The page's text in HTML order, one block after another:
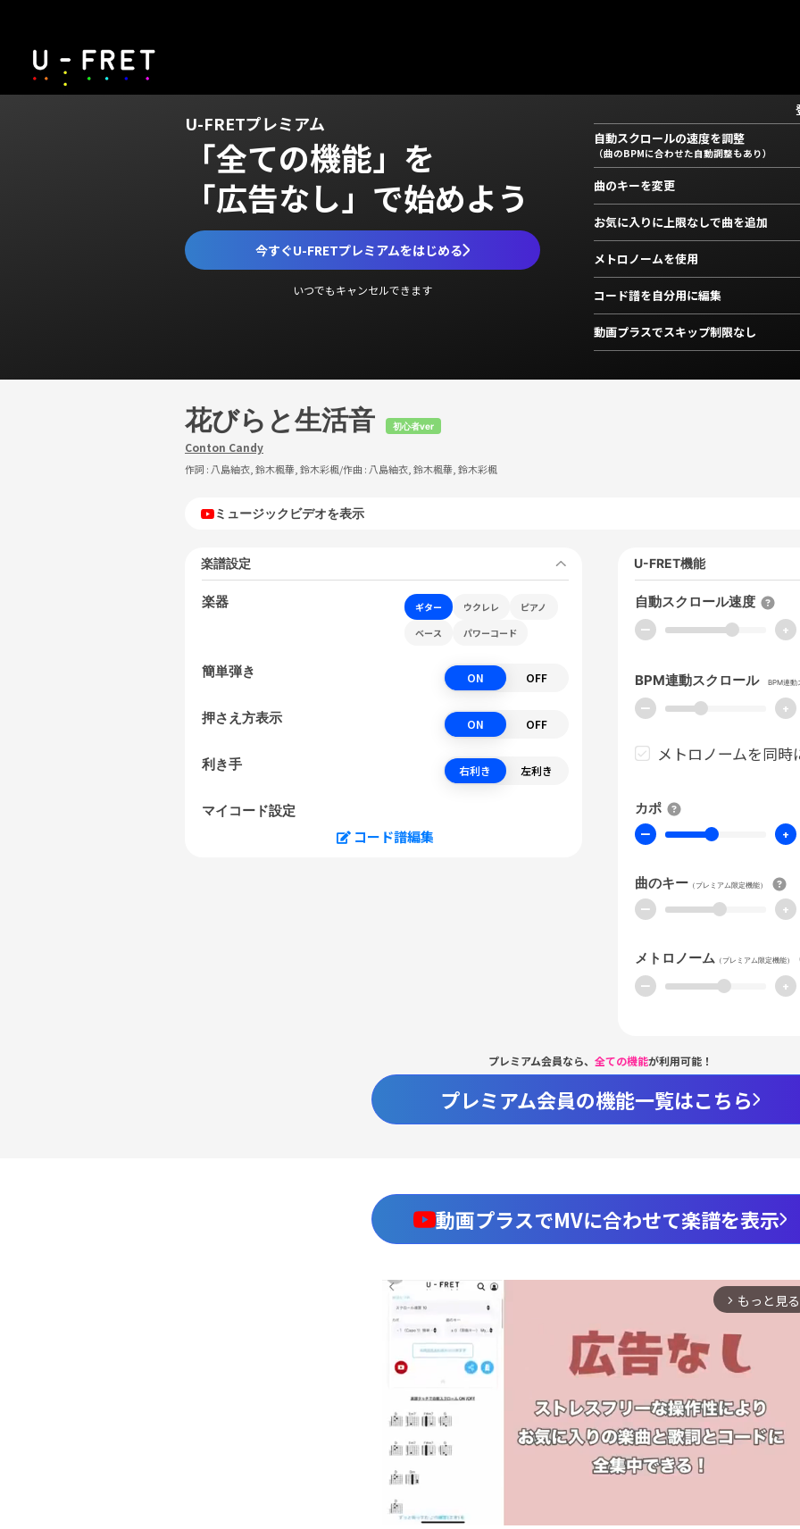
U-FRETプレミアム
「全ての機能」を
「広告なし」で始めよう
今すぐU-FRETプレミアムをはじめる
いつでもキャンセルできます
自動スクロールの速度を調整
（曲のBPMに合わせた自動調整もあり）
曲のキーを変更
お気に入りに上限なしで曲を追加
メトロノームを使用
コード譜を自分用に編集
動画プラスでスキップ制限なし
花びらと生活音 初心者ver
Conton Candy
作詞 : 八島紬衣, 鈴木楓華, 鈴木彩楓/作曲 : 八島紬衣, 鈴木楓華, 鈴木彩楓
ミュージックビデオを表示
楽譜設定
楽器 ギター ウクレレ
ピアノ
ベース
パワーコード
簡単弾き ON OFF
押さえ方表示 ON OFF
利き手 右利き 左利き
マイコード設定
コード譜編集
U-FRET機能
自動スクロール速度
ー +
BPM連動スクロール BPM連動
ー +
メトロノームを同時
カポ
ー +
曲のキー （プレミアム限定機能）
ー +
メトロノーム （プレミアム限定機能）
ー +
プレミアム会員なら、 全ての機能が利用可能！
プレミアム会員の機能一覧はこちら
動画プラスでMVに合わせて楽譜を表示
arrow_forward_ios もっと見る